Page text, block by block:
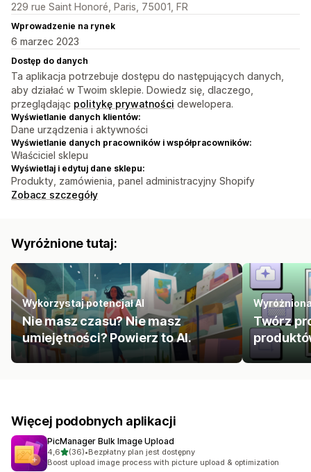
229 rue Saint Honoré, Paris, 75001, FR
Wprowadzenie na rynek
6 marzec 2023
Dostęp do danych
Ta aplikacja potrzebuje dostępu do następujących danych,
aby działać w Twoim sklepie. Dowiedz się, dlaczego,
przeglądając politykę prywatności dewelopera.
Wyświetlanie danych klientów:
Dane urządzenia i aktywności
Wyświetlanie danych pracowników i współpracowników:
Właściciel sklepu
Wyświetlaj i edytuj dane sklepu:
Produkty, zamówienia, panel administracyjny Shopify
Zobacz szczegóły
Wyróżnione tutaj:
Wykorzystaj potencjał AI
Nie masz czasu? Nie masz
umiejętności? Powierz to AI.
Twórz
Więcej podobnych aplikacji
PicManager Bulk Image Upload
4,6na 5 gwiazdek
(36)
Łączna liczba recenzji: 36
•Bezpłatny plan jest dostępny
Boost upload image process with picture upload & optimization